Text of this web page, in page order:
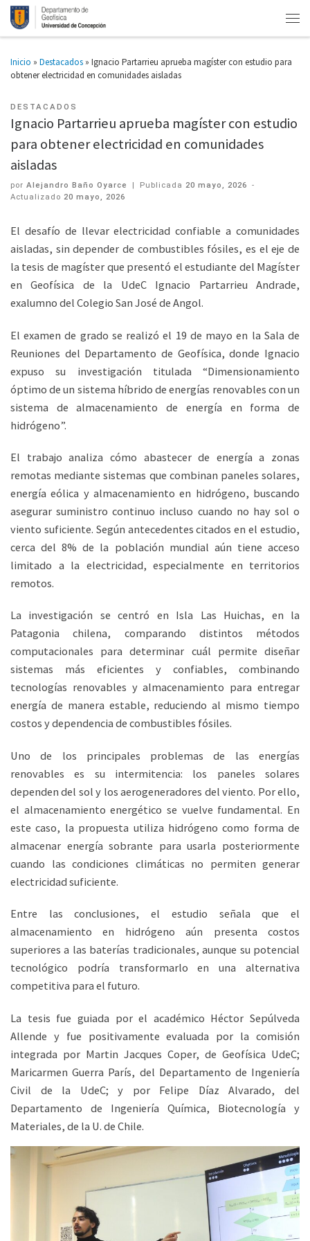
Inicio » Destacados » Ignacio Partarrieu aprueba magíster con estudio para
obtener electricidad en comunidades aisladas
DESTACADOS
Ignacio Partarrieu aprueba magíster con estudio
para obtener electricidad en comunidades
aisladas
por Alejandro Baño Oyarce | Publicada20 mayo, 2026 -
Actualizado 20 mayo, 2026
El desafío de llevar electricidad confiable a comunidades
aisladas, sin depender de combustibles fósiles, es el eje de
la tesis de magíster que presentó el estudiante del Magíster
en Geofísica de la UdeC Ignacio Partarrieu Andrade,
exalumno del Colegio San José de Angol.
El examen de grado se realizó el 19 de mayo en la Sala de
Reuniones del Departamento de Geofísica, donde Ignacio
expuso su investigación titulada “Dimensionamiento
óptimo de un sistema híbrido de energías renovables con un
sistema de almacenamiento de energía en forma de
hidrógeno”.
El trabajo analiza cómo abastecer de energía a zonas
remotas mediante sistemas que combinan paneles solares,
energía eólica y almacenamiento en hidrógeno, buscando
asegurar suministro continuo incluso cuando no hay sol o
viento suficiente. Según antecedentes citados en el estudio,
cerca del 8% de la población mundial aún tiene acceso
limitado a la electricidad, especialmente en territorios
remotos.
La investigación se centró en Isla Las Huichas, en la
Patagonia chilena, comparando distintos métodos
computacionales para determinar cuál permite diseñar
sistemas más eficientes y confiables, combinando
tecnologías renovables y almacenamiento para entregar
energía de manera estable, reduciendo al mismo tiempo
costos y dependencia de combustibles fósiles.
Uno de los principales problemas de las energías
renovables es su intermitencia: los paneles solares
dependen del sol y los aerogeneradores del viento. Por ello,
el almacenamiento energético se vuelve fundamental. En
este caso, la propuesta utiliza hidrógeno como forma de
almacenar energía sobrante para usarla posteriormente
cuando las condiciones climáticas no permiten generar
electricidad suficiente.
Entre las conclusiones, el estudio señala que el
almacenamiento en hidrógeno aún presenta costos
superiores a las baterías tradicionales, aunque su potencial
tecnológico podría transformarlo en una alternativa
competitiva para el futuro.
La tesis fue guiada por el académico Héctor Sepúlveda
Allende y fue positivamente evaluada por la comisión
integrada por Martin Jacques Coper, de Geofísica UdeC;
Maricarmen Guerra París, del Departamento de Ingeniería
Civil de la UdeC; y por Felipe Díaz Alvarado, del
Departamento de Ingeniería Química, Biotecnología y
Materiales, de la U. de Chile.